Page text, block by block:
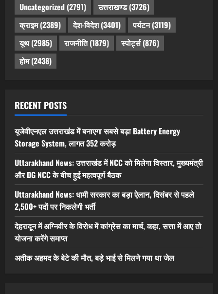
Uncategorized (2791) उत्तराखण्ड(3726)
क्राइम(2389) देश-विदेश(3401) पर्यटन(3119)
यूथ(2985) राजनीति(1879) स्पोर्ट्स(876)
होम(2438)
RECENT POSTS
यूजेवीएनएल उत्तराखंड में बनाएगा सबसे बड़ा Battery Energy
Storage System, लागत 352 करोड़
Uttarakhand News: उत्तराखंड में NCC को मिलेगा विस्तार, मुख्यमंत्री
और DG NCC के बीच हुई महत्वपूर्ण बैठक
Uttarakhand News: धामी सरकार का बड़ा ऐलान, दिसंबर से पहले
2,500+ पदों पर निकलेगी भर्ती
देहरादून में अग्निवीर के विरोध में कांग्रेस का मार्च, कहा, सत्ता में आए तो
योजना करेंगे समाप्त
अतीक अहमद के बेटे की मौत, बड़े भाई से मिलने गया था जेल